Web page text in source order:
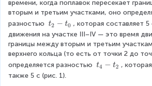
S
_
4
}
{
t
времени, когда поплавок пересекает
вторым и третьим участками, оно
разностью t
_
{
2
}
-
t2 − t0 , которая составляет 5
движения на участке III–IV — это время
границы между вторым и третьим
верхнего кольца (то есть от точки 2 до
определяется разностью t
t4 − t2 ,
также 5 с (рис. 1).